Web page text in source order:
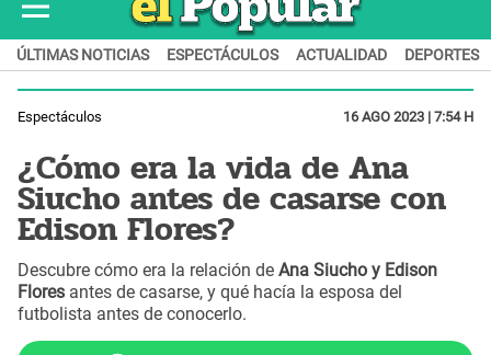
ÚLTIMAS NOTICIAS ESPECTÁCULOS ACTUALIDAD DEPORTES
Espectáculos 16 AGO 2023 | 7:54 H
¿Cómo era la vida de Ana
Siucho antes de casarse con
Edison Flores?
Descubre cómo era la relación de Ana Siucho y Edison
Flores antes de casarse, y qué hacía la esposa del
futbolista antes de conocerlo.